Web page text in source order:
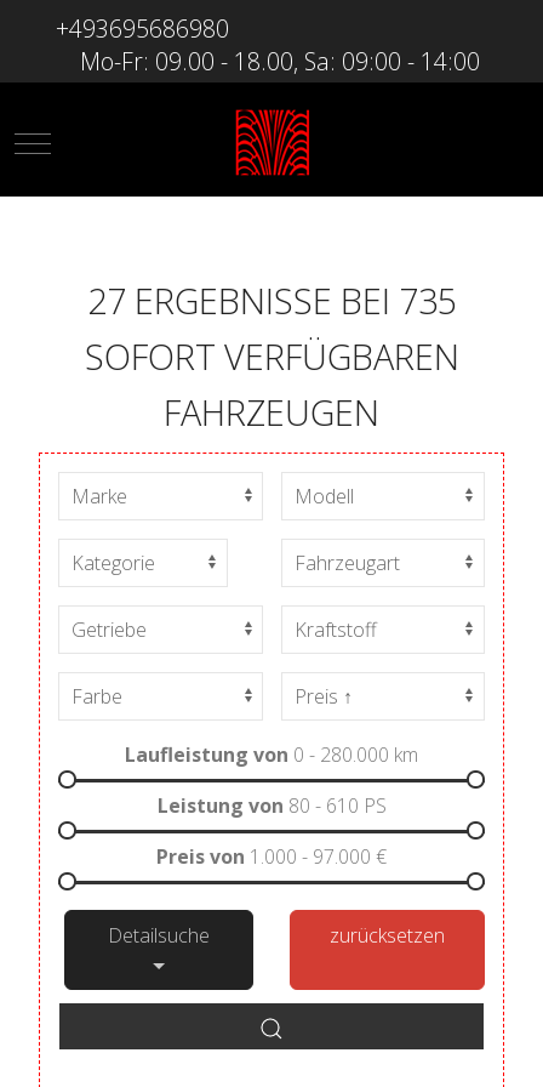
+493695686980
Mo-Fr: 09.00 - 18.00, Sa: 09:00 - 14:00
Mobile Menu Toggle
27 ERGEBNISSE BEI 735
SOFORT VERFÜGBAREN
FAHRZEUGEN
Laufleistung von 0 - 280.000 km
Leistung von 80 - 610 PS
Preis von 1.000 - 97.000 €
Detailsuche zurücksetzen